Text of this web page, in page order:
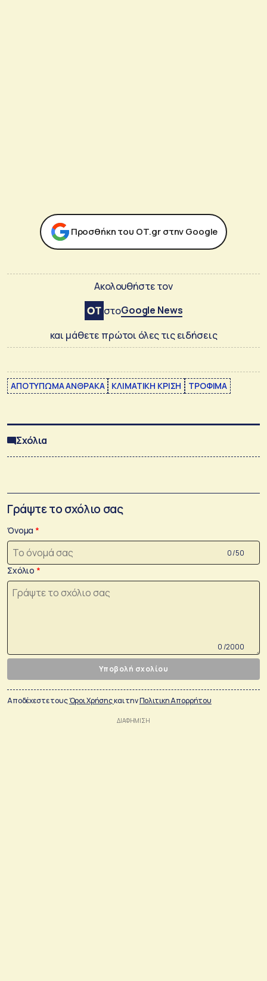
Προσθήκη του ΟΤ.gr στην Google
Ακολουθήστε τον
στοGoogle News
και μάθετε πρώτοι όλες τις ειδήσεις
ΑΠΟΤΥΠΩΜΑ ΑΝΘΡΑΚΑ ΚΛΙΜΑΤΙΚΗ ΚΡΙΣΗ ΤΡΟΦΙΜΑ
Σχόλια
Γράψτε το σχόλιο σας
Όνομα
0 /50
Σχόλιο
0 /2000
Υποβολή σχολίου
Αποδέχεστε τουςΌροι Χρήσηςκαι τηνΠολιτικη Απορρήτου